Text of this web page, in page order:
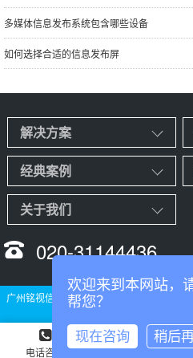
多媒体信息发布系统包含哪些设备
如何选择合适的信息发布屏
解决方案
经典案例
关于我们
020-31144436
广州铭视信息科技有限公司 备案号：
电话咨询 产品中心
欢迎来到本网站，
帮您？
现在咨询 稍后